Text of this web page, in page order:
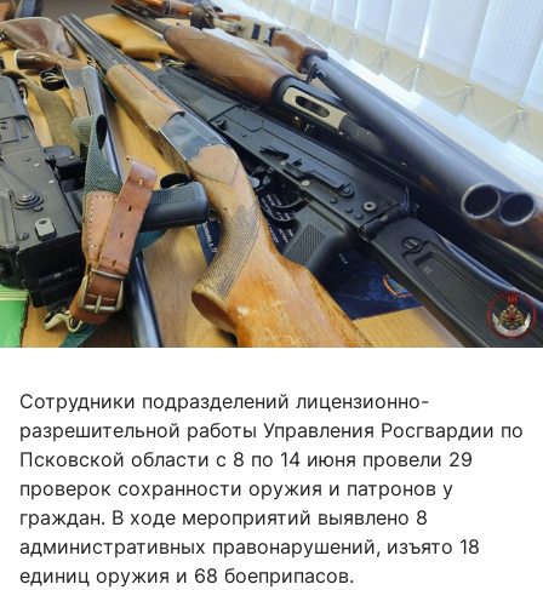
Сотрудники подразделений лицензионно-
разрешительной работы Управления Росгвардии по
Псковской области с 8 по 14 июня провели 29
проверок сохранности оружия и патронов у
граждан. В ходе мероприятий выявлено 8
административных правонарушений, изъято 18
единиц оружия и 68 боеприпасов.